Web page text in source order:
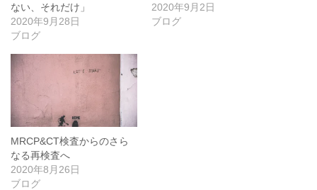
ない、それだけ」
2020年9月28日
ブログ
2020年9月2日
ブログ
MRCP&CT検査からのさら
なる再検査へ
2020年8月26日
ブログ